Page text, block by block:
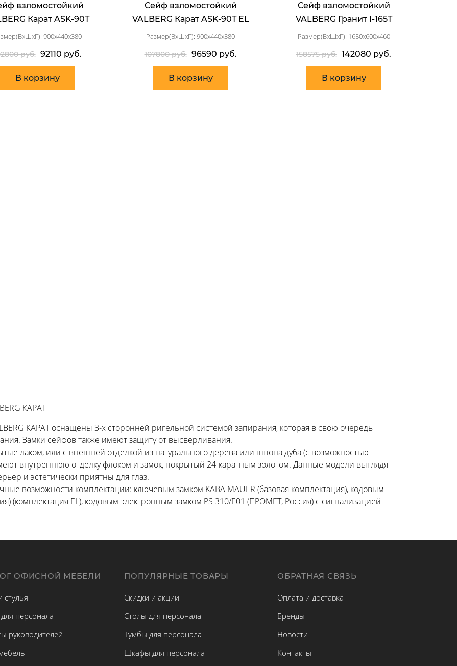
взломостойкий
Карат ASK-90T
900x440x380
руб. 92110 руб.
В корзину
Сейф взломостойкий
VALBERG Карат ASK-90T EL
Размер(ВхШхГ): 900x440x380
107800 руб. 96590 руб.
В корзину
Сейф взломостойкий
VALBERG Гранит I-165T
Размер(ВхШхГ): 1650x600x460
158575 руб. 142080 руб.
В корзину
КАРАТ
КАРАТ оснащены 3-х сторонней ригельной системой запирания, которая в свою очередь
Замки сейфов также имеют защиту от высверливания.
лаком, или с внешней отделкой из натурального дерева или шпона дуба (с возможностью
внутреннюю отделку флоком и замок, покрытый 24-каратным золотом. Данные модели выглядят
и эстетически приятны для глаз.
возможности комплектации: ключевым замком KABA MAUER (базовая комплектация), кодовым
(комплектация EL), кодовым электронным замком PS 310/E01 (ПРОМЕТ, Россия) с сигнализацией
ОФИСНОЙ МЕБЕЛИ
стулья
персонала
руководителей
ПОПУЛЯРНЫЕ ТОВАРЫ
Скидки и акции
Столы для персонала
Тумбы для персонала
Шкафы для персонала
ОБРАТНАЯ СВЯЗЬ
Оплата и доставка
Бренды
Новости
Контакты